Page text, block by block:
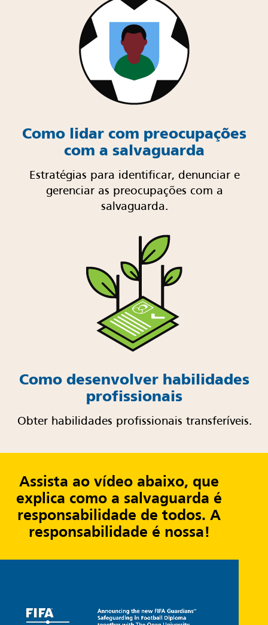
Como lidar com preocupações
com a salvaguarda
Estratégias para identificar, denunciar e
gerenciar as preocupações com a
salvaguarda.
Como desenvolver habilidades
profissionais
Obter habilidades profissionais transferíveis.
Assista ao vídeo abaixo, que
explica como a salvaguarda é
responsabilidade de todos. A
responsabilidade é nossa!